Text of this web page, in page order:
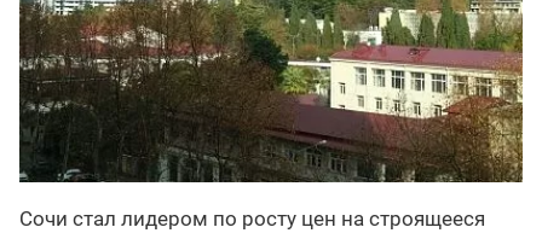
Сочи стал лидером по росту цен на строящееся